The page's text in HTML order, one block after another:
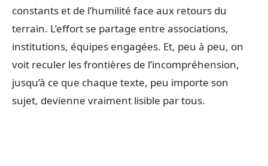
constants et de l’humilité face aux retours du
terrain. L’effort se partage entre associations,
institutions, équipes engagées. Et, peu à peu, on
voit reculer les frontières de l’incompréhension,
jusqu’à ce que chaque texte, peu importe son
sujet, devienne vraiment lisible par tous.